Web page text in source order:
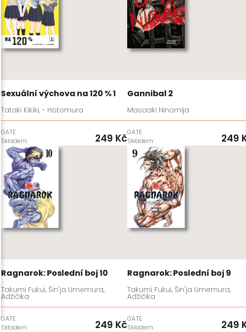
Sexuální výchova na 120 % 1
Tataki Kikiki, - Hotomura
GATE
Skladem
249 Kč
Gannibal 2
Masaaki Ninomija
GATE
Skladem
249
Ragnarok: Poslední boj 10
Takumi Fukui, Šin'ja Umemura,
Adžičika
GATE
Skladem
249 Kč
Ragnarok: Poslední boj 9
Takumi Fukui, Šin'ja Umemura,
Adžičika
GATE
Skladem
249